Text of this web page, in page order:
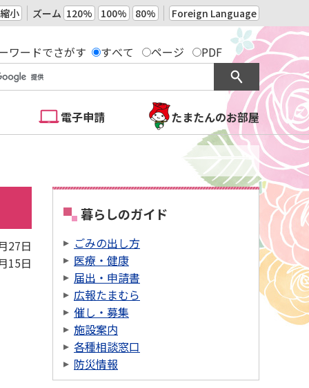
縮小 ズーム 120% 100% 80% Foreign Language
ワードでさがす すべて ページ PDF
電子申請 たまたんのお部屋
27日
15日
暮らしのガイド
ごみの出し方
医療・健康
届出・申請書
広報たまむら
催し・募集
施設案内
各種相談窓口
防災情報